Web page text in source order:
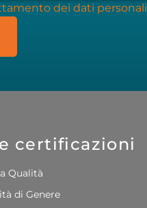
dei dati personali
certificazioni
Qualità
di Genere